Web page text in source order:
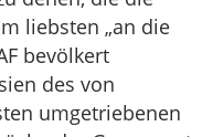
liebsten „an die
bevölkert
des von
umgetriebenen